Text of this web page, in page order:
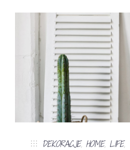
DEKORACJE, HOME, LIFE,